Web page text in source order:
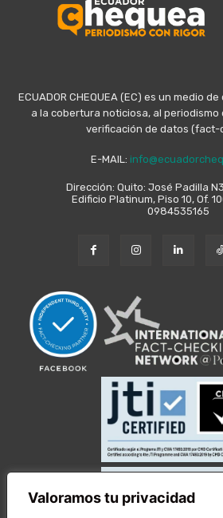
Valoramos tu privacidad
ECUADOR CHEQUEA (EC) es un medio
a la cobertura noticiosa, al periodismo
verificación de datos (fact-
E-MAIL:
Dirección: Quito: José Padilla
Edificio Platinum, Piso 10, Of.
0984535165